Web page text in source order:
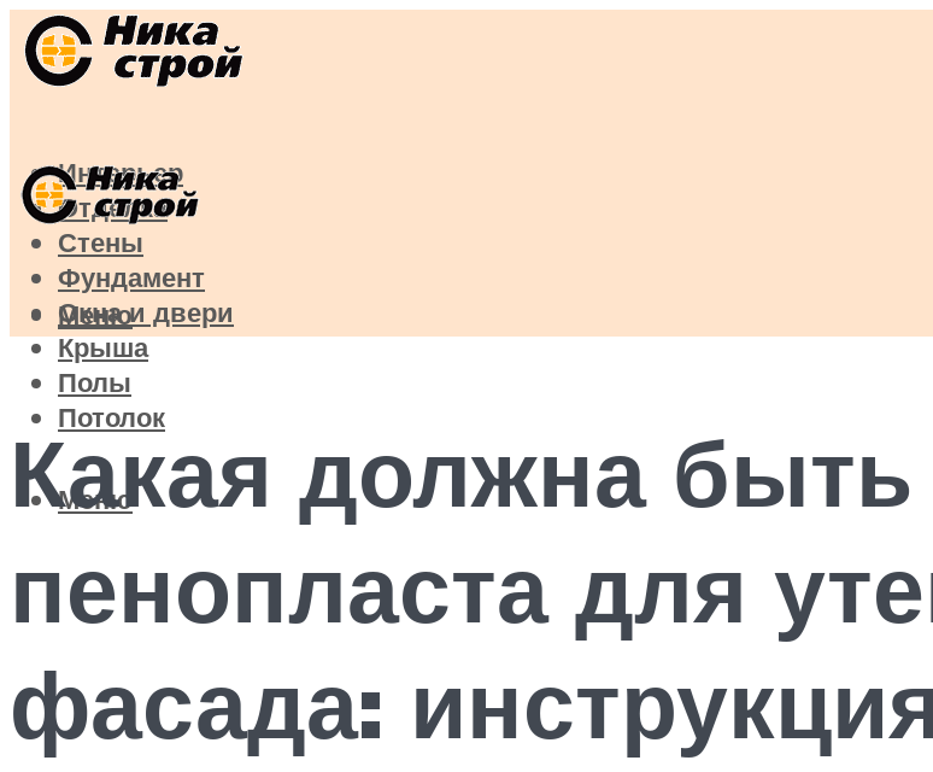
Интерьер
Отделка
Стены
Фундамент
Окна и двери
Крыша
Полы
Потолок
Меню
Меню
Какая должна быть
пенопласта для
фасада: